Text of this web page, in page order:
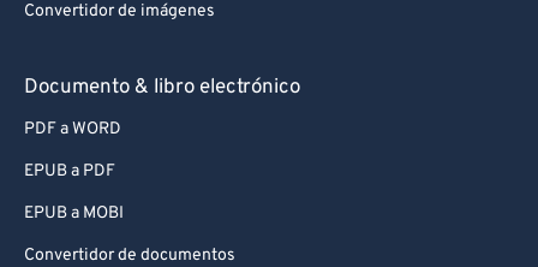
Convertidor de imágenes
Documento & libro electrónico
PDF a WORD
EPUB a PDF
EPUB a MOBI
Convertidor de documentos